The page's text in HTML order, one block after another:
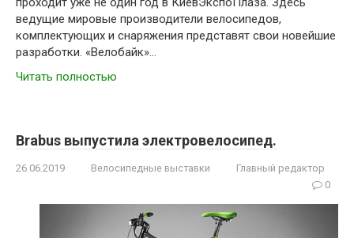
ведущие мировые производители велосипедов,
комплектующих и снаряжения представят свои новейшие
разработки. «Велобайк»…
Читать полностью
Brabus выпустила электровелосипед.
26.06.2019 Велосипедные выставки
Главный редактор
0